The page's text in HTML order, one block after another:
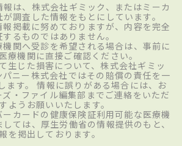
は、株式会社ギミック、またはミーカ
調査した情報をもとにしています。
掲載に努めておりますが、内容を完全
するものではありません。
関へ受診を希望される場合は、事前に
療機関に直接ご確認ください。
生じた損害について、株式会社ギミッ
ニー株式会社ではその賠償の責任を一
ます。 情報に誤りがある場合には、お
・ファイル編集部までご連絡をいただ
ようお願いいたします。
カードの健康保険証利用可能な医療機
ては、厚生労働省の情報提供のもと、
を掲出しております。